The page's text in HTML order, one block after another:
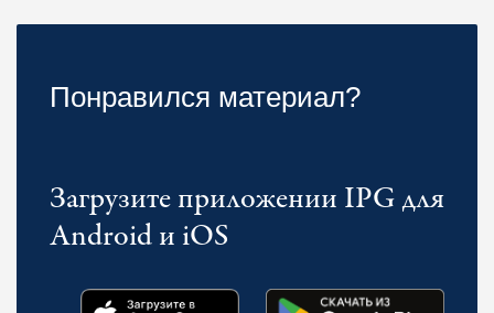
Понравился материал?
Загрузите приложении IPG для
Android и iOS